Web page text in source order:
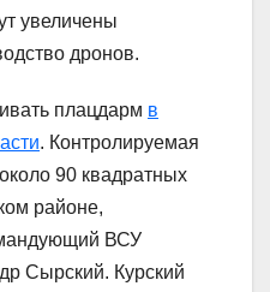
увеличены
дронов.
плацдарм в
. Контролируемая
90 квадратных
районе,
ВСУ
Сырский. Курский